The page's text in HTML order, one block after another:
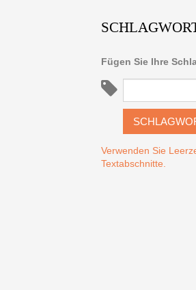
Fügen Sie Ihre
Verwenden Sie
Textabschnitte.